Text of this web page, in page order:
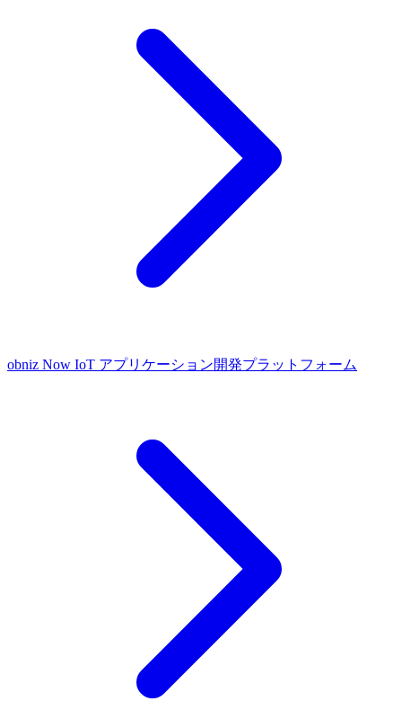
obniz Now IoT アプリケーション開発プラットフォーム